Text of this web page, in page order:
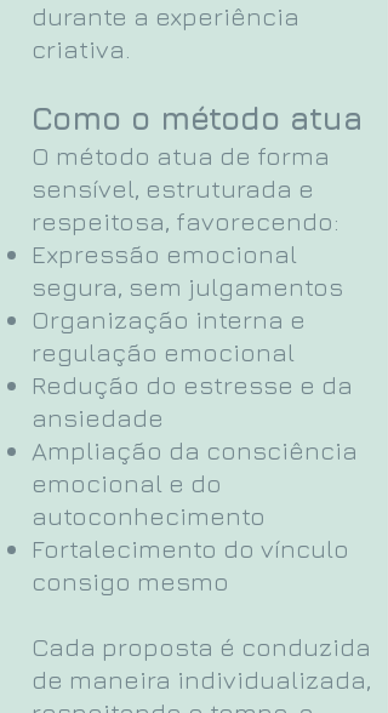
durante a experiência
criativa.
Como o método atua
O método atua de forma
sensível, estruturada e
respeitosa, favorecendo:
Expressão emocional
segura, sem julgamentos
Organização interna e
regulação emocional
Redução do estresse e da
ansiedade
Ampliação da consciência
emocional e do
autoconhecimento
Fortalecimento do vínculo
consigo mesmo
Cada proposta é conduzida
de maneira individualizada,